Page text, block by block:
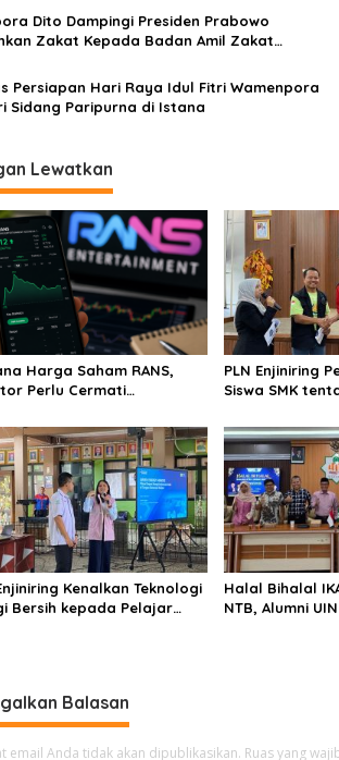
Dito Dampingi Presiden Prabowo
Zakat Kepada Badan Amil Zakat
Persiapan Hari Raya Idul Fitri Wamenpora
Sidang Paripurna di Istana
Lewatkan
Harga Saham RANS,
Perlu Cermati
Berlebihan
PLN Enjiniring
Siswa SMK tentang Tantangan
Kenalkan Teknologi
Bersih kepada Pelajar
Halal Bihalal
NTB, Alumni
Balasan
email Anda tidak akan dipublikasikan. Ruas yang